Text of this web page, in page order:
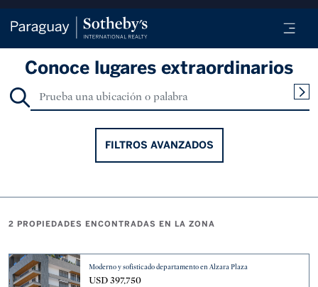
Conoce lugares extraordinarios
FILTROS AVANZADOS
2 PROPIEDADES ENCONTRADAS EN LA ZONA
Moderno y sofisticado departamento en Alzara Plaza
USD 397,750